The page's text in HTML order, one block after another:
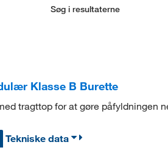
Søg i resultaterne
Klasse B Burette
tragttop for at gøre påfyldningen
Tekniske data